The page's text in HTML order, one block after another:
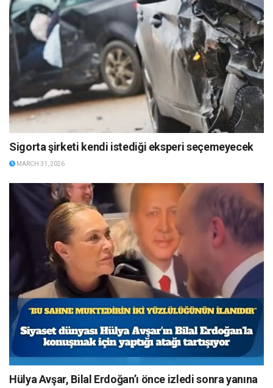
Sigorta şirketi kendi istediği eksperi seçemeyecek
MARCH 31, 2026
Hülya Avşar, Bilal Erdoğan’ı önce izledi sonra yanına